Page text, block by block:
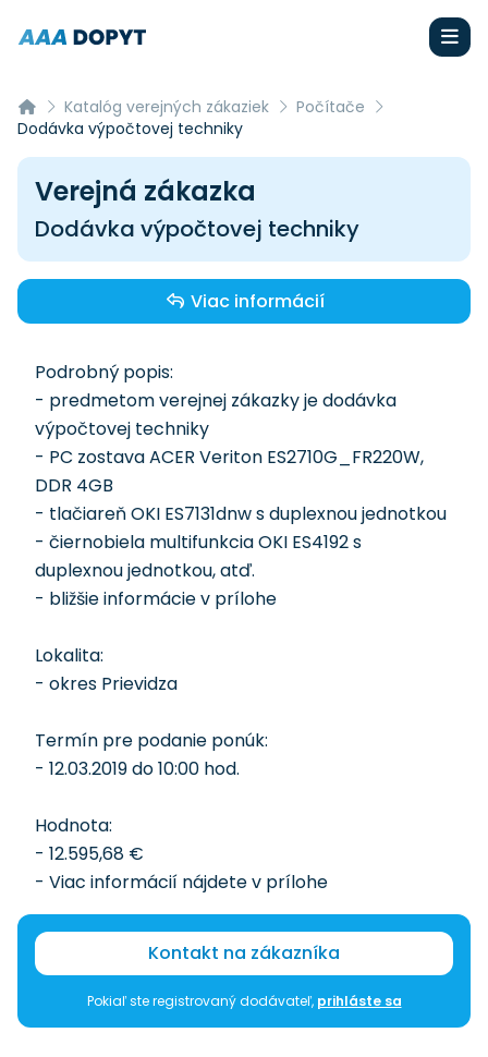
Katalóg verejných zákaziek
Počítače
Dodávka výpočtovej techniky
Verejná zákazka
Dodávka výpočtovej techniky
Viac informácií
Podrobný popis:
- predmetom verejnej zákazky je dodávka
výpočtovej techniky
- PC zostava ACER Veriton ES2710G_FR220W,
DDR 4GB
- tlačiareň OKI ES7131dnw s duplexnou jednotkou
- čiernobiela multifunkcia OKI ES4192 s
duplexnou jednotkou, atď.
- bližšie informácie v prílohe
Lokalita:
- okres Prievidza
Termín pre podanie ponúk:
- 12.03.2019 do 10:00 hod.
Hodnota:
- 12.595,68 €
- Viac informácií nájdete v prílohe
Kontakt na zákazníka
Pokiaľ ste registrovaný dodávateľ, prihláste sa